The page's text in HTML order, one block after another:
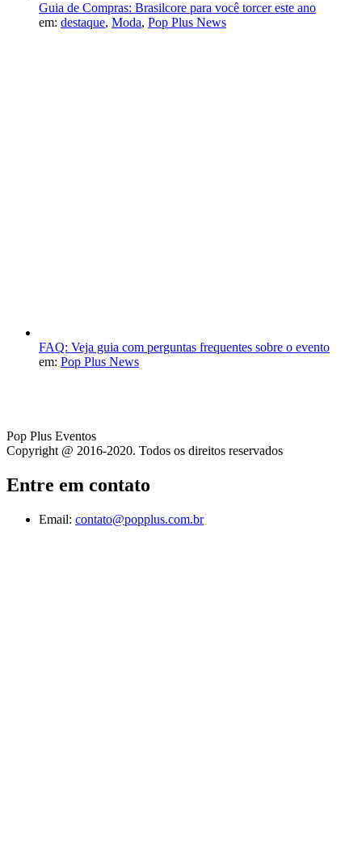
Guia de Compras: Brasilcore para você torcer este ano
em: destaque, Moda, Pop Plus News
FAQ: Veja guia com perguntas frequentes sobre o evento
em: Pop Plus News
Pop Plus Eventos
Copyright @ 2016-2020. Todos os direitos reservados
Entre em contato
Email: contato@popplus.com.br